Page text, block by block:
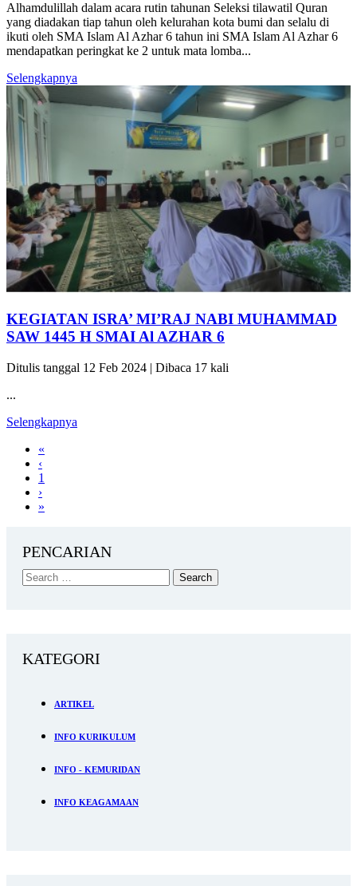
Alhamdulillah dalam acara rutin tahunan Seleksi tilawatil Quran
yang diadakan tiap tahun oleh kelurahan kota bumi dan selalu di
ikuti oleh SMA Islam Al Azhar 6 tahun ini SMA Islam Al Azhar 6
mendapatkan peringkat ke 2 untuk mata lomba...
Selengkapnya
KEGIATAN ISRA’ MI’RAJ NABI MUHAMMAD
SAW 1445 H SMAI Al AZHAR 6
Ditulis tanggal 12 Feb 2024 | Dibaca 17 kali
...
Selengkapnya
«
‹
1
›
»
PENCARIAN
KATEGORI
ARTIKEL
INFO KURIKULUM
INFO - KEMURIDAN
INFO KEAGAMAAN